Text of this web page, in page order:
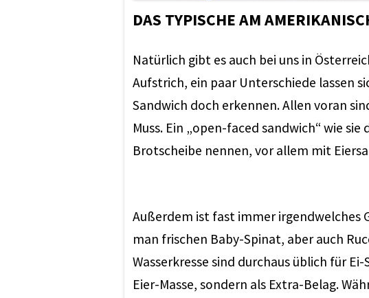
DAS TYPISCHE AM
Natürlich gibt es auch bei uns in
Aufstrich, ein paar Unterschiede lassen
Sandwich doch erkennen. Allen voran
Muss. Ein „open-faced sandwich“ wie
Brotscheibe nennen, vor allem mit
Außerdem ist fast immer irgendwelches
man frischen Baby-Spinat, aber auch
Wasserkresse sind durchaus üblich für
Eier-Masse, sondern als Extra-Belag.